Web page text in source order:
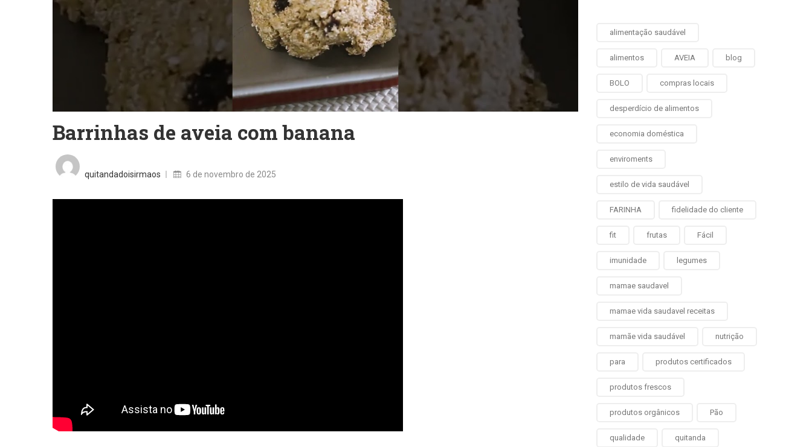
Barrinhas de aveia com banana
quitandadoisirmaos
on
6 de novembro de 2025
alimentação saudável
alimentos AVEIA blog
BOLO compras locais
desperdício de alimentos
economia doméstica
enviroments
estilo de vida saudável
FARINHA fidelidade do cliente
fit frutas Fácil
imunidade legumes
mamae saudavel
mamae vida saudavel receitas
mamãe vida saudável nutrição
para produtos certificados
produtos frescos
produtos orgânicos Pão
qualidade quitanda